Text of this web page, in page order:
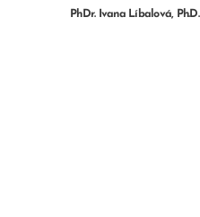
PhDr. Ivana Líbalová, Ph.D.